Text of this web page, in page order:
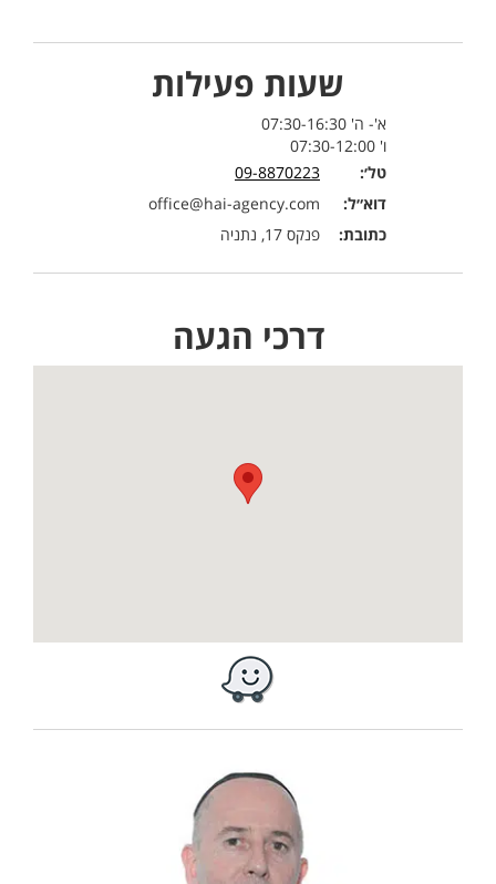
שעות פעילות
א'- ה' 07:30-16:30
ו' 07:30-12:00
טל׳:
09-8870223
דוא״ל:
office@hai-agency.com
כתובת:
פנקס 17, נתניה
דרכי הגעה